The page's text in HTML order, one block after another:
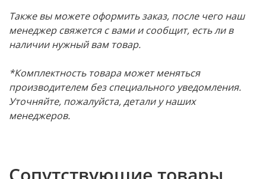
Также вы можете оформить заказ, после чего наш
менеджер свяжется с вами и сообщит, есть ли в
наличии нужный вам товар.
*Комплектность товара может меняться
производителем без специального уведомления.
Уточняйте, пожалуйста, детали у наших
менеджеров.